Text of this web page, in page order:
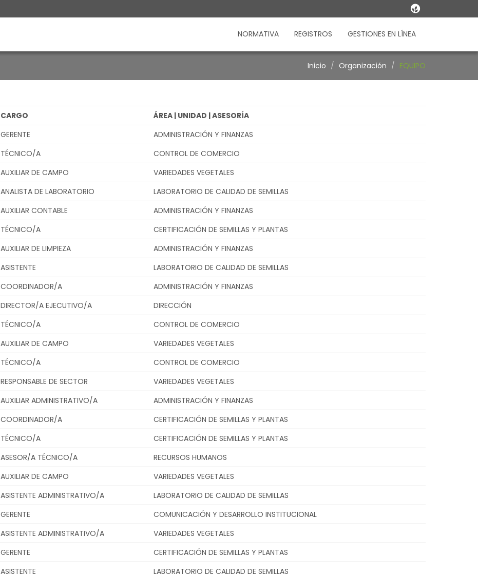
NORMATIVA REGISTROS GESTIONES EN LÍNEA
Inicio Organización EQUIPO
CARGO
ÁREA | UNIDAD | ASESORÍA
GERENTE
ADMINISTRACIÓN Y FINANZAS
TÉCNICO/A
CONTROL DE COMERCIO
AUXILIAR DE CAMPO
VARIEDADES VEGETALES
ANALISTA DE LABORATORIO
LABORATORIO DE CALIDAD DE SEMILLAS
AUXILIAR CONTABLE
ADMINISTRACIÓN Y FINANZAS
TÉCNICO/A
CERTIFICACIÓN DE SEMILLAS Y PLANTAS
AUXILIAR DE LIMPIEZA
ADMINISTRACIÓN Y FINANZAS
ASISTENTE
LABORATORIO DE CALIDAD DE SEMILLAS
COORDINADOR/A
ADMINISTRACIÓN Y FINANZAS
DIRECTOR/A EJECUTIVO/A
DIRECCIÓN
TÉCNICO/A
CONTROL DE COMERCIO
AUXILIAR DE CAMPO
VARIEDADES VEGETALES
TÉCNICO/A
CONTROL DE COMERCIO
RESPONSABLE DE SECTOR
VARIEDADES VEGETALES
AUXILIAR ADMINISTRATIVO/A
ADMINISTRACIÓN Y FINANZAS
COORDINADOR/A
CERTIFICACIÓN DE SEMILLAS Y PLANTAS
TÉCNICO/A
CERTIFICACIÓN DE SEMILLAS Y PLANTAS
ASESOR/A TÉCNICO/A
RECURSOS HUMANOS
AUXILIAR DE CAMPO
VARIEDADES VEGETALES
ASISTENTE ADMINISTRATIVO/A
LABORATORIO DE CALIDAD DE SEMILLAS
GERENTE
COMUNICACIÓN Y DESARROLLO INSTITUCIONAL
ASISTENTE ADMINISTRATIVO/A
VARIEDADES VEGETALES
GERENTE
CERTIFICACIÓN DE SEMILLAS Y PLANTAS
ASISTENTE
LABORATORIO DE CALIDAD DE SEMILLAS